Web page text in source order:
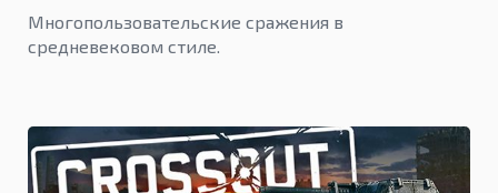
Многопользовательские сражения в
средневековом стиле.
4.7